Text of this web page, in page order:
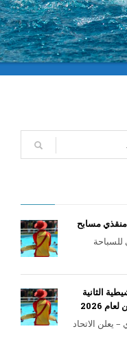
منقذي مسابح
للسباحة
الثانية
2026
يعلن الاتحاد